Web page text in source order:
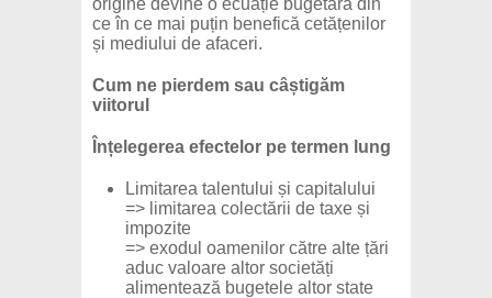
ce în ce mai puțin benefică cetățenilor
și mediului de afaceri.
Cum ne pierdem sau câștigăm
viitorul
Înțelegerea efectelor pe termen lung
Limitarea talentului și capitalului
=> limitarea colectării de taxe și
impozite
=> exodul oamenilor către alte țări
aduc valoare altor societăți
alimentează bugetele altor state